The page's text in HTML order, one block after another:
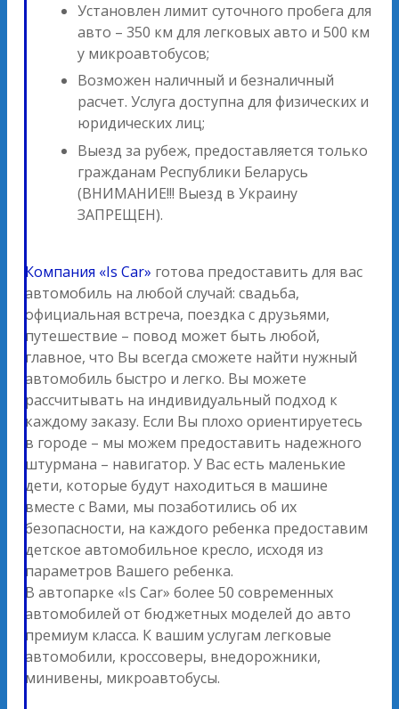
Установлен лимит суточного пробега для
авто – 350 км для легковых авто и 500 км
у микроавтобусов;
Возможен наличный и безналичный
расчет. Услуга доступна для физических и
юридических лиц;
Выезд за рубеж, предоставляется только
гражданам Республики Беларусь
(ВНИМАНИЕ!!! Выезд в Украину
ЗАПРЕЩЕН).
Компания «Is Car» готова предоставить для вас
автомобиль на любой случай: свадьба,
официальная встреча, поездка с друзьями,
путешествие – повод может быть любой,
главное, что Вы всегда сможете найти нужный
автомобиль быстро и легко. Вы можете
рассчитывать на индивидуальный подход к
каждому заказу. Если Вы плохо ориентируетесь
в городе – мы можем предоставить надежного
штурмана – навигатор. У Вас есть маленькие
дети, которые будут находиться в машине
вместе с Вами, мы позаботились об их
безопасности, на каждого ребенка предоставим
детское автомобильное кресло, исходя из
параметров Вашего ребенка.
В автопарке «Is Car» более 50 современных
автомобилей от бюджетных моделей до авто
премиум класса. К вашим услугам легковые
автомобили, кроссоверы, внедорожники,
минивены, микроавтобусы.